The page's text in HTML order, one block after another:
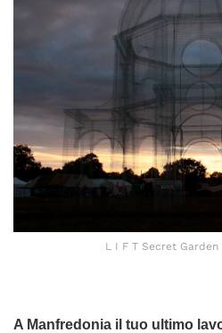
L I F T Secret Garden
A Manfredonia il tuo ultimo